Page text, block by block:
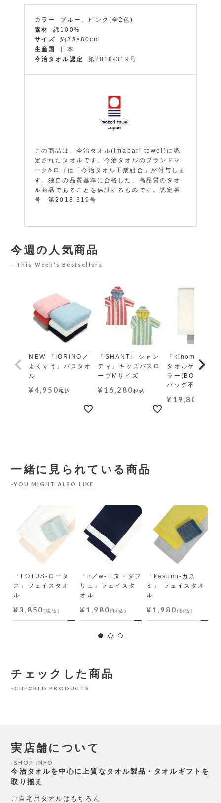
カラー
ブルー、ピンク(全2色)
素材
綿100%
サイズ
約35×80cm
生産国
日本
今治タオル認定
第2018-319号
この商品は、今治タオル(imabari towel)に認
定されたタオルです。今治タオルのブランドマ
ーク&ロゴは「今治タオル工業組合」が付与しま
す。独自の品質基準に合格した、高品質のタオ
ル商品であることを保証するものです。認定番
号 第2018-319号
今週の人気商品
This Week's Bestsellers
NEW 『IORINO／
よくすう』バスタオ
ル
¥4,950税込
『SHANTI- シャン
ティ』キッズバスロ
ーブMサイズ
¥ 16,280税込
『kinome-木の
タオルケット レ
ラー(BOX・ギ
バッグ不可)
¥ 19,800
一緒に見られている商品
YOU MIGHT ALSO LIKE
『LOTUS-ロータ
ス』フェイスタオ
ル
¥3,850(税込)
『n／w-エヌ・ダブ
リュ』フェイスタ
オル
¥1,980(税込)
『kasumi-カス
ミ』 フェイスタオ
ル
¥1,980(税込)
チェックした商品
CHECKED PRODUCTS
実店舗について
SHOP INFO
今治タオルを中心に上質なタオル製品・タオルギフトを
取り揃え
ご自宅用タオルはもちろん